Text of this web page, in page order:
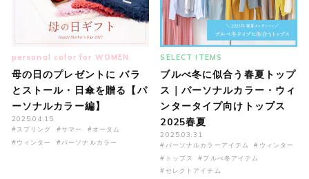
personal color for WOMEN
母の日のプレゼントに バラ
とストール・日傘を贈る【パ
ーソナルカラー編】
2025.04.15
#スプリング
#サマー
#オータム
#ウィンター
#パーソナルカラー
SELECT ITEMS
ブルべ冬に似合う春夏トップ
ス｜パーソナルカラー・ウィ
ンタータイプ向けトップス
2025春夏
2025.03.31
#パーソナルカラーアイテム
#ウィンター
#トップス
#ブルべ冬アイテム
#セレクトアイテム